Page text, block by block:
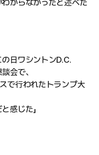
からなかったと述べた
日ワシントンD.C.
会で、
で行われたトランプ大
感じた」